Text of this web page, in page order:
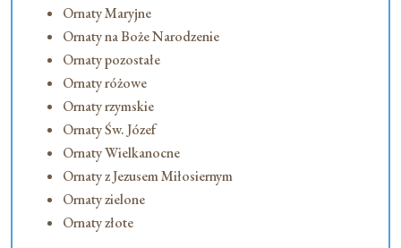
Ornaty Maryjne
Ornaty na Boże Narodzenie
Ornaty pozostałe
Ornaty różowe
Ornaty rzymskie
Ornaty Św. Józef
Ornaty Wielkanocne
Ornaty z Jezusem Miłosiernym
Ornaty zielone
Ornaty złote